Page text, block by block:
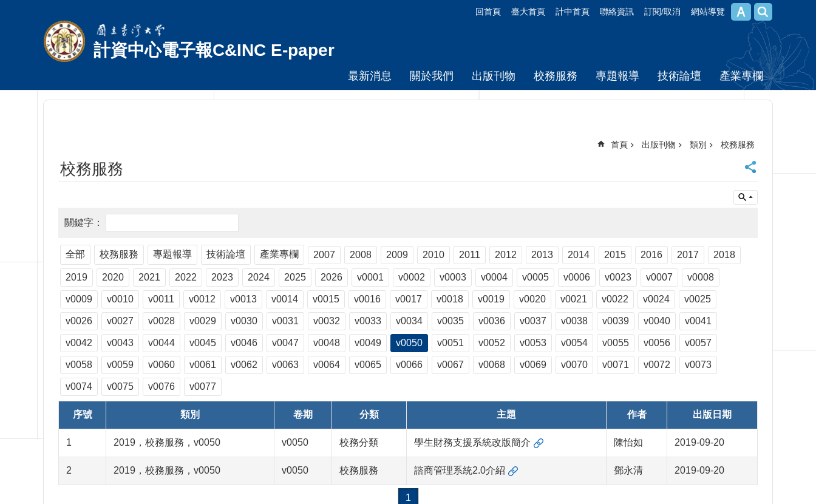
回首頁 臺大首頁 計中首頁 聯絡資訊 訂閱/取消 網站導覽
計資中心電子報C&INC E-paper
最新消息 關於我們 出版刊物 校務服務 專題報導 技術論壇 產業專欄
首頁 出版刊物 類別 校務服務
校務服務
全部 校務服務 專題報導 技術論壇 產業專欄 2007 2008 2009 2010 2011 2012 2013 2014 2015 2016 2017 2018
2019 2020 2021 2022 2023 2024 2025 2026 v0001 v0002 v0003 v0004 v0005 v0006 v0023 v0007 v0008
v0009 v0010 v0011 v0012 v0013 v0014 v0015 v0016 v0017 v0018 v0019 v0020 v0021 v0022 v0024 v0025
v0026 v0027 v0028 v0029 v0030 v0031 v0032 v0033 v0034 v0035 v0036 v0037 v0038 v0039 v0040 v0041
v0042 v0043 v0044 v0045 v0046 v0047 v0048 v0049 v0050 v0051 v0052 v0053 v0054 v0055 v0056 v0057
v0058 v0059 v0060 v0061 v0062 v0063 v0064 v0065 v0066 v0067 v0068 v0069 v0070 v0071 v0072 v0073
v0074 v0075 v0076 v0077
序號 類別 卷期 分類 主題 作者 出版日期
1 2019，校務服務，v0050 v0050 校務分類 學生財務支援系統改版簡介 陳怡如 2019-09-20
2 2019，校務服務，v0050 v0050 校務服務 諮商管理系統2.0介紹 鄧永清 2019-09-20
1